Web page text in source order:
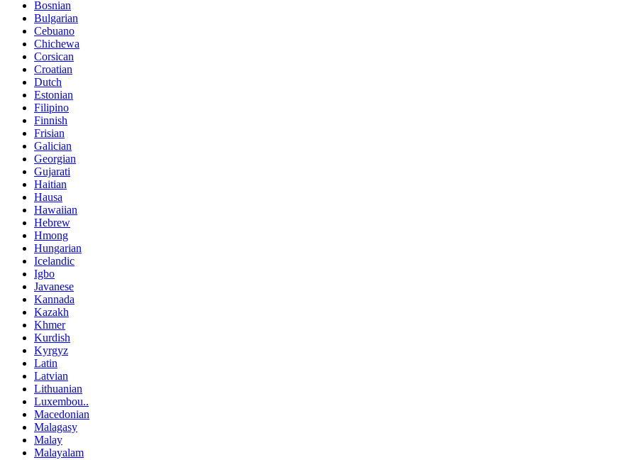
Bosnian
Bulgarian
Cebuano
Chichewa
Corsican
Croatian
Dutch
Estonian
Filipino
Finnish
Frisian
Galician
Georgian
Gujarati
Haitian
Hausa
Hawaiian
Hebrew
Hmong
Hungarian
Icelandic
Igbo
Javanese
Kannada
Kazakh
Khmer
Kurdish
Kyrgyz
Latin
Latvian
Lithuanian
Luxembou..
Macedonian
Malagasy
Malay
Malayalam